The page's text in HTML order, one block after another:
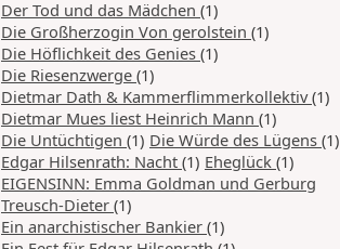
Der Tod und das Mädchen (1)
Die Großherzogin Von gerolstein (1)
Die Höflichkeit des Genies (1)
Die Riesenzwerge (1)
Dietmar Dath & Kammerflimmerkollektiv(1)
Dietmar Mues liest Heinrich Mann (1)
Die Untüchtigen (1) Die Würde des Lügens (1)
Edgar Hilsenrath: Nacht (1) Eheglück (1)
EIGENSINN: Emma Goldman und Gerburg
Treusch-Dieter (1)
Ein anarchistischer Bankier (1)